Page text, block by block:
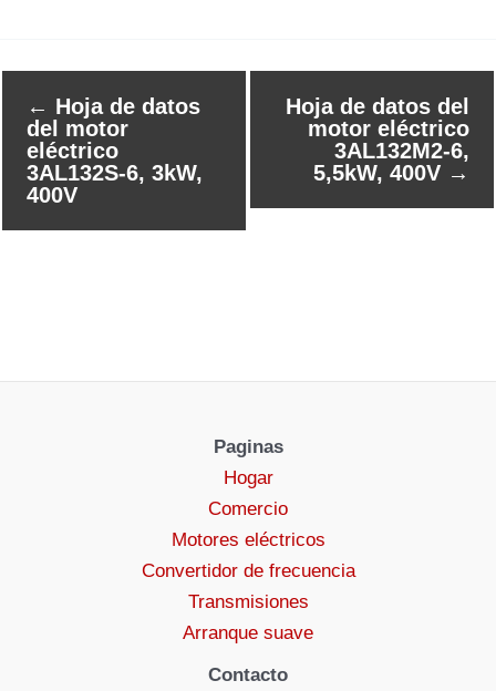
← Hoja de datos
del motor
eléctrico
3AL132S-6, 3kW,
400V
Hoja de datos del
motor eléctrico
3AL132M2-6,
5,5kW, 400V →
Paginas
Hogar
Comercio
Motores eléctricos
Convertidor de frecuencia
Transmisiones
Arranque suave
Contacto